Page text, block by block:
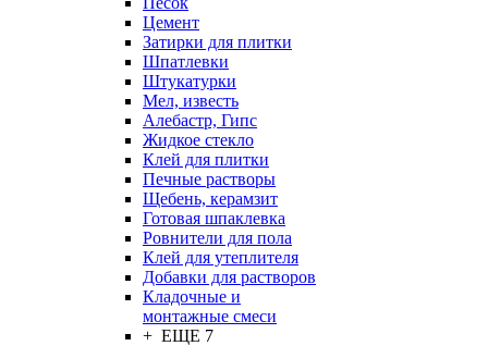
Цемент
Затирки для плитки
Шпатлевки
Штукатурки
Мел, известь
Алебастр, Гипс
Жидкое стекло
Клей для плитки
Печные растворы
Щебень, керамзит
Готовая шпаклевка
Ровнители для пола
Клей для утеплителя
Добавки для растворов
Кладочные и
монтажные смеси
+ ЕЩЕ 7